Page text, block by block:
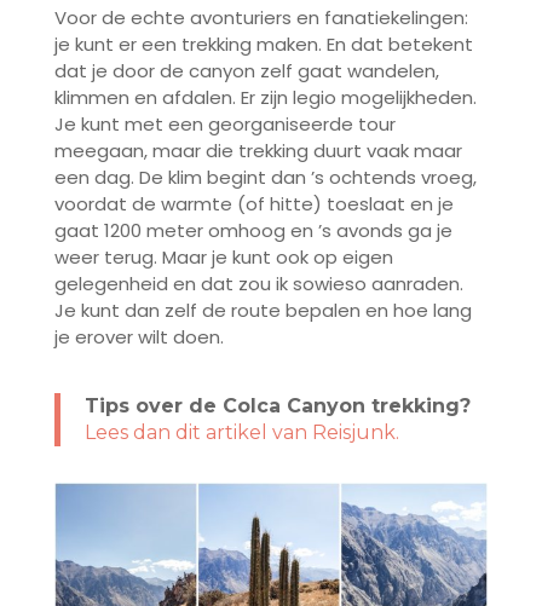
Voor de echte avonturiers en fanatiekelingen:
je kunt er een trekking maken. En dat betekent
dat je door de canyon zelf gaat wandelen,
klimmen en afdalen. Er zijn legio mogelijkheden.
Je kunt met een georganiseerde tour
meegaan, maar die trekking duurt vaak maar
een dag. De klim begint dan ’s ochtends vroeg,
voordat de warmte (of hitte) toeslaat en je
gaat 1200 meter omhoog en ’s avonds ga je
weer terug. Maar je kunt ook op eigen
gelegenheid en dat zou ik sowieso aanraden.
Je kunt dan zelf de route bepalen en hoe lang
je erover wilt doen.
Tips over de Colca Canyon trekking?
Lees dan dit artikel van Reisjunk.